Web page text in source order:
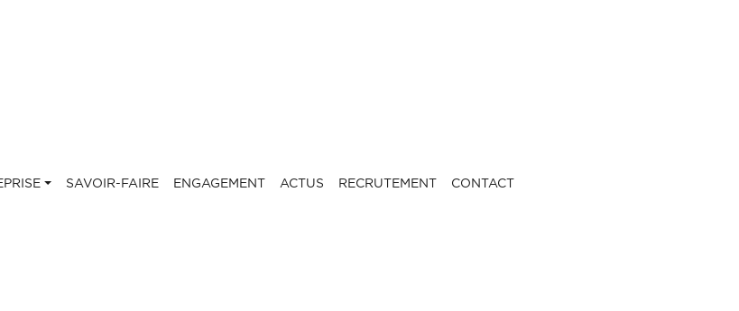
SAVOIR-FAIRE ENGAGEMENT ACTUS RECRUTEMENT CONTACT